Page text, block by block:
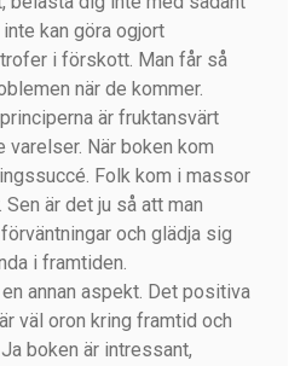
kan göra ogjort
i förskott. Man får så
när de kommer.
är fruktansvärt
varelser. När boken kom
Folk kom i massor
är det ju så att man
och glädja sig
i framtiden.
annan aspekt. Det positiva
väl oron kring framtid och
boken är intressant,